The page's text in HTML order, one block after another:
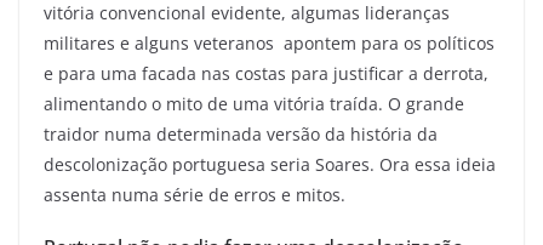
vitória convencional evidente, algumas lideranças
militares e alguns veteranos apontem para os políticos
e para uma facada nas costas para justificar a derrota,
alimentando o mito de uma vitória traída. O grande
traidor numa determinada versão da história da
descolonização portuguesa seria Soares. Ora essa ideia
assenta numa série de erros e mitos.